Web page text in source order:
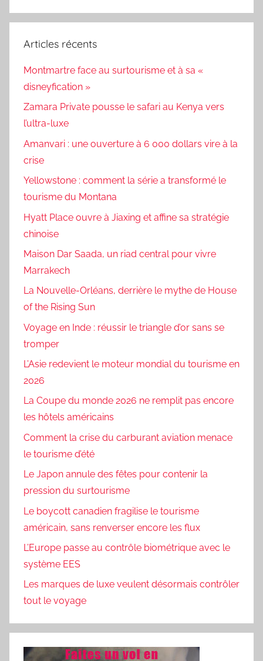
Articles récents
Montmartre face au surtourisme et à sa «
disneyfication »
Zamara Private pousse le safari au Kenya vers
l’ultra-luxe
Amanvari : une ouverture à 6 000 dollars vire à la
crise
Yellowstone : comment la série a transformé le
tourisme du Montana
Hyatt Place ouvre à Jiaxing et affine sa stratégie
chinoise
Maison Dar Saada, un riad central pour vivre
Marrakech
La Nouvelle-Orléans, derrière le mythe de House
of the Rising Sun
Voyage en Inde : réussir le triangle d’or sans se
tromper
L’Asie redevient le moteur mondial du tourisme en
2026
La Coupe du monde 2026 ne remplit pas encore
les hôtels américains
Comment la crise du carburant aviation menace
le tourisme d’été
Le Japon annule des fêtes pour contenir la
pression du surtourisme
Le boycott canadien fragilise le tourisme
américain, sans renverser encore les flux
L’Europe passe au contrôle biométrique avec le
système EES
Les marques de luxe veulent désormais contrôler
tout le voyage